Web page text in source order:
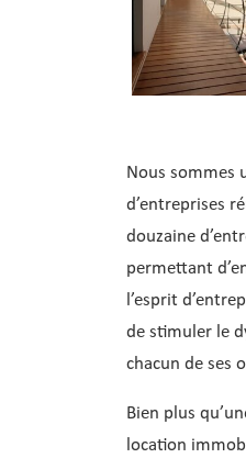
Nous sommes
d’entreprises
douzaine
permettant
l’esprit
de stimuler le
chacun de ses
Bien plus
location